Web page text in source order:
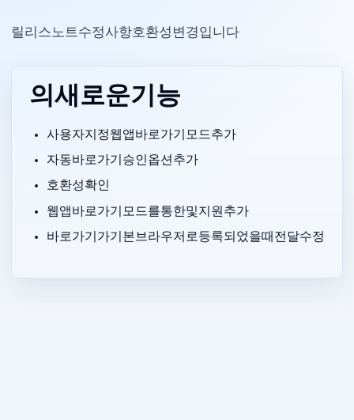
Parall 릴리스 노트, 수정 사항, 호환성 변경입니다.
v2.3.0의 새로운 기능
사용자 지정 웹 앱 바로가기 모드 추가.
자동 바로가기 승인 옵션 추가.
Conductor, Strawberry Browser, Xcode, Amazon WorkSpaces 호환성 확인.
웹 앱 바로가기 모드를 통한 ChatGPT 및 Microsoft Outlook 지원 추가.
Parall 바로가기가 기본 브라우저로 등록되었을 때 URL 전달 수정.